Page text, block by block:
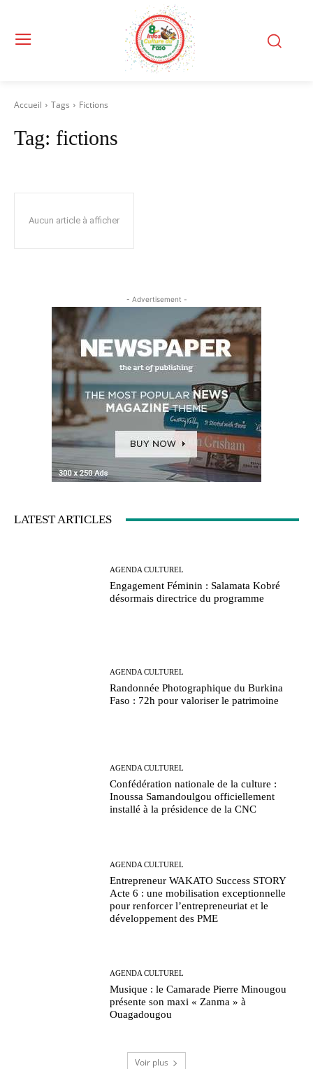
Accueil Tags Fictions
Tag: fictions
Aucun article à afficher
- Advertisement -
LATEST ARTICLES
AGENDA CULTUREL
Engagement Féminin : Salamata Kobré
désormais directrice du programme
AGENDA CULTUREL
Randonnée Photographique du Burkina
Faso : 72h pour valoriser le patrimoine
AGENDA CULTUREL
Confédération nationale de la culture :
Inoussa Samandoulgou officiellement
installé à la présidence de la CNC
AGENDA CULTUREL
Entrepreneur WAKATO Success STORY
Acte 6 : une mobilisation exceptionnelle
pour renforcer l’entrepreneuriat et le
développement des PME
AGENDA CULTUREL
Musique : le Camarade Pierre Minougou
présente son maxi « Zanma » à
Ouagadougou
Voir plus